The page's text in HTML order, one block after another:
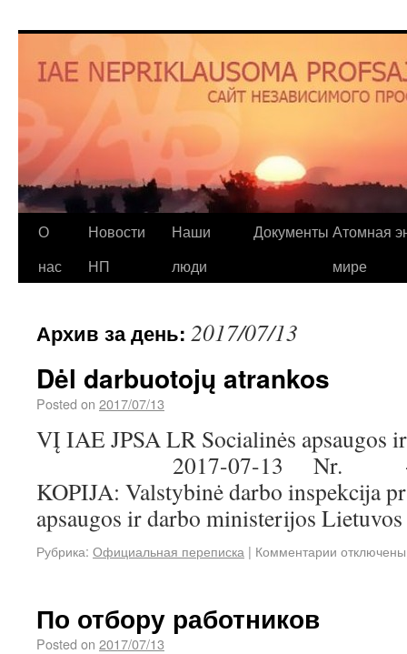
О
нас
Новости
НП
Наши
люди
Документы Атомная
мире
Архив за день: 2017/07/13
Dėl darbuotojų atrankos
Posted on 2017/07/13
VĮ IAE JPSA LR Socialinės
2017-07-13 Nr. -09 L.
KOPIJA: Valstybinė darbo inspekcija
apsaugos ir darbo ministerijos
Рубрика: Официальная переписка | Комментарии отключены
По отбору работников
Posted on 2017/07/13